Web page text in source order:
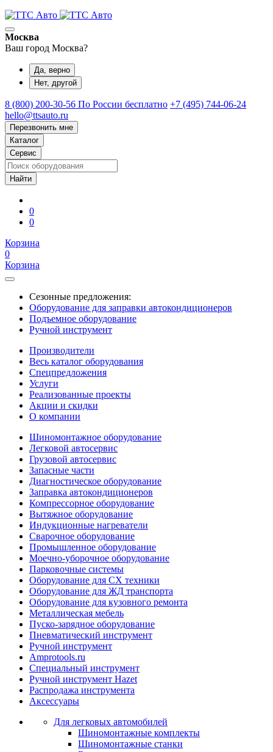
Москва
Ваш город Москва?
Да, верно
Нет, другой
8 (800) 200-30-56 По России бесплатно +7 (495) 744-06-24
hello@ttsauto.ru
Перезвонить мне
Каталог
Сервис
0
0
Корзина
0
Корзина
Сезонные предложения:
Оборудование для заправки автокондиционеров
Подъемное оборудование
Ручной инструмент
Производители
Весь каталог оборудования
Спецпредложения
Услуги
Реализованные проекты
Акции и скидки
О компании
Шиномонтажное оборудование
Легковой автосервис
Грузовой автосервис
Запасные части
Диагностическое оборудование
Заправка автокондиционеров
Компрессорное оборудование
Вытяжное оборудование
Индукционные нагреватели
Сварочное оборудование
Промышленное оборудование
Моечно-уборочное оборудование
Парковочные системы
Оборудование для СХ техники
Оборудование для ЖД транспорта
Оборудование для кузовного ремонта
Металлическая мебель
Пуско-зарядное оборудование
Пневматический инструмент
Ручной инструмент
Amprotools.ru
Специальный инструмент
Ручной инструмент Hazet
Распродажа инструмента
Аксессуары
Для легковых автомобилей
Шиномонтажные комплекты
Шиномонтажные станки